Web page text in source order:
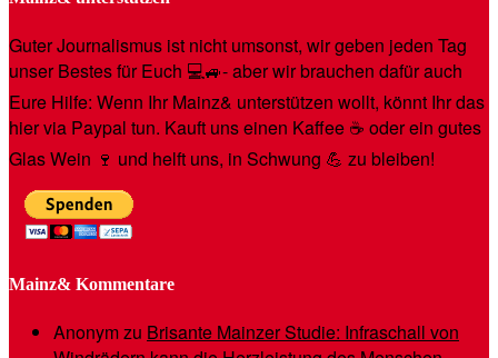
Guter Journalismus ist nicht umsonst, wir geben jeden Tag
unser Bestes für Euch 💻🚙- aber wir brauchen dafür auch
Eure Hilfe: Wenn Ihr Mainz& unterstützen wollt, könnt Ihr das
hier via Paypal tun. Kauft uns einen Kaffee ☕️ oder ein gutes
Glas Wein 🍷 und helft uns, in Schwung 💪 zu bleiben!
Mainz& Kommentare
Anonymzu Brisante Mainzer Studie: Infraschall von